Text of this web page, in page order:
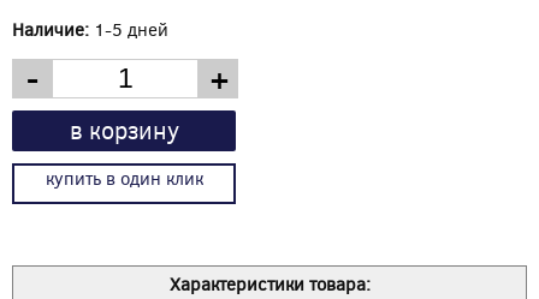
Наличие: 1-5 дней
- +
в корзину
купить в один клик
Характеристики товара: